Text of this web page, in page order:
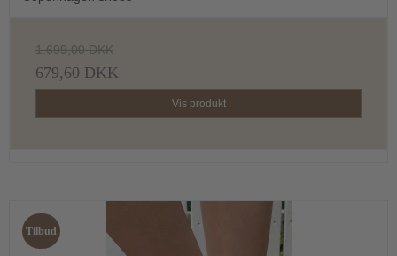
1.699,00 DKK
679,60 DKK
Vis produkt
Tilbud